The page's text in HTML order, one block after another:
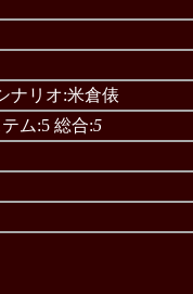
ナリオ:米倉俵
ム:5 総合:5